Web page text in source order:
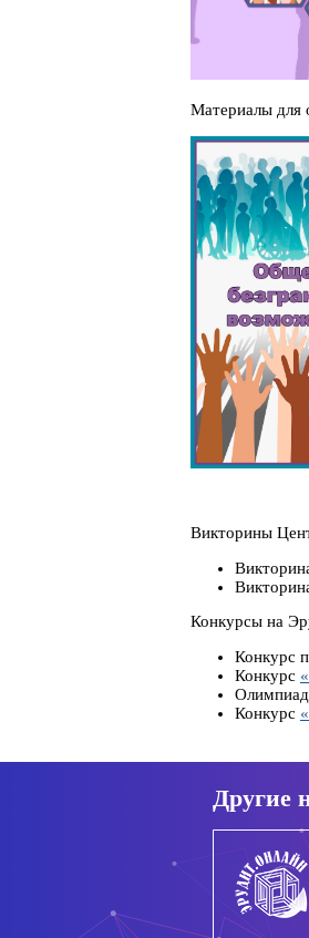
Материалы для
Викторины
Конкурсы на
Конкурс
Конкурс
Конкурс
Другие